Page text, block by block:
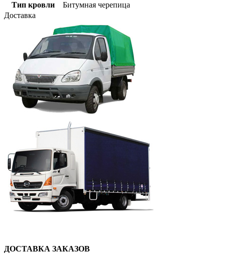
Тип кровли
Битумная черепица
Доставка
ДОСТАВКА ЗАКАЗОВ